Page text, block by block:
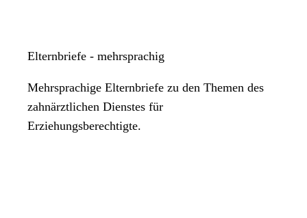
Elternbriefe - mehrsprachig
Mehrsprachige Elternbriefe zu den Themen des
zahnärztlichen Dienstes für
Erziehungsberechtigte.